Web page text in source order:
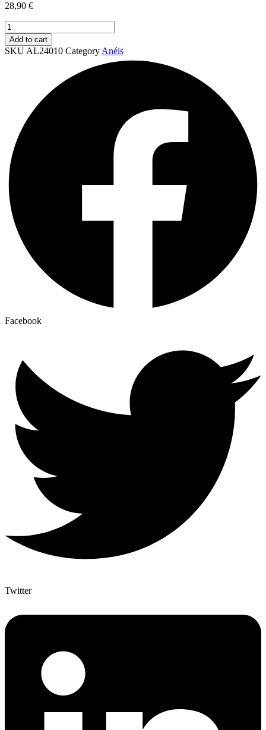
28,90 €
Anel
solitário
em
prata
Add to cart
SKUAL24010 CategoryAnéis
Facebook
Twitter